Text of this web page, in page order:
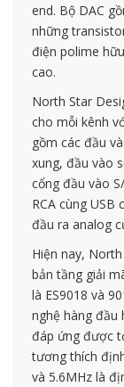
end. Bộ DAC
những
điện polime
cao.
North Star
cho mỗi kênh
gồm các đầu
xung, đầu vào
cổng đầu vào
RCA cùng
đầu ra analog
Hiện nay,
bản tầng giải
là ES9018 và
nghệ hàng đầu
đáp ứng được
tương thích
và 5.6MHz là